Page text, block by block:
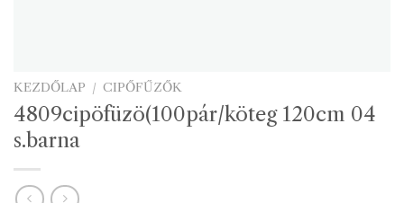
KEZDŐLAP / CIPŐFŰZŐK
4809cipöfüzö(100pár/köteg 120cm 04
s.barna